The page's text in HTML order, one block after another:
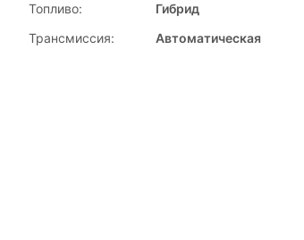
Топливо:
Гибрид
Трансмиссия:
Автоматическая